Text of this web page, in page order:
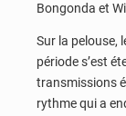
Bongonda et
Sur la pelouse,
période s’est
transmissions
rythme qui a